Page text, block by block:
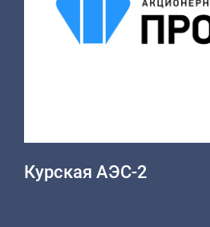
Курская АЭС-2